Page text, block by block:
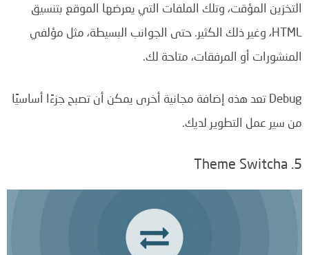
التخزين المؤقت، وتلك الملفات التي يعرضها الموقع بتنسيق
HTML، وغير ذلك الكثير. حتى الجوانب البسيطة، مثل مؤلفي
المنشورات أو المرفقات، متاحة لك.
Debug تعد هذه إضافة مجانية أخرى يمكن أن تصبح جزءًا أساسيًا
من سير عمل التطوير لديك.
5. Theme Switcha